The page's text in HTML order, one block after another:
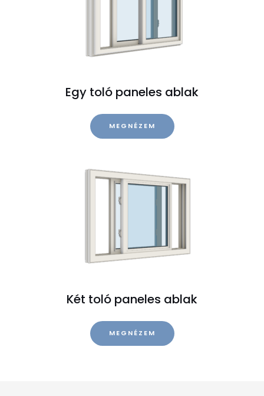
Egy toló paneles ablak
MEGNÉZEM
Két toló paneles ablak
MEGNÉZEM